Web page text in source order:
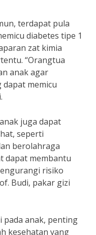
terdapat pula
diabetes tipe 1
zat kimia
“Orangtua
anak agar
memicu
juga dapat
seperti
berolahraga
dapat membantu
risiko
Budi, pakar gizi
pada anak, penting
kesehatan yang